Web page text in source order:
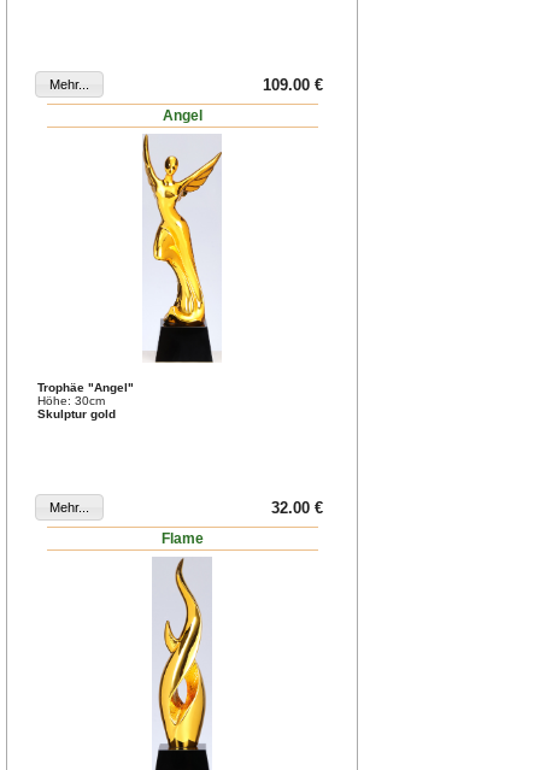
109.00 €
Angel
Trophäe "Angel"
Höhe: 30cm
Skulptur gold
32.00 €
Flame